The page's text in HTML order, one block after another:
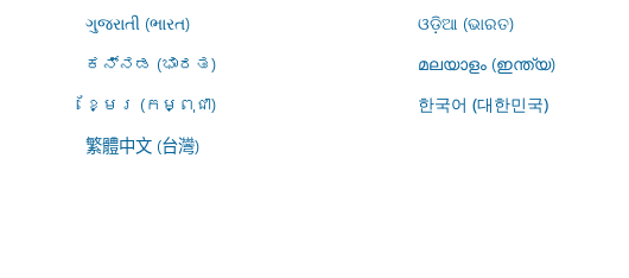
ગુજરાતી (ભારત)
ଓଡ଼ିଆ (ଭାରତ)
ಕನ್ನಡ (ಭಾರತ)
മലയാളം (ഇന്ത്യ)
ខ្មែរ (កម្ពុជា)
한국어 (대한민국)
繁體中文 (台灣)